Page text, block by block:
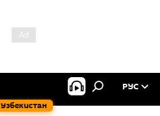
Узбекистан
РУС